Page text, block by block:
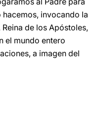
hacemos, invocando la
de los Apóstoles,
el mundo entero
a imagen del